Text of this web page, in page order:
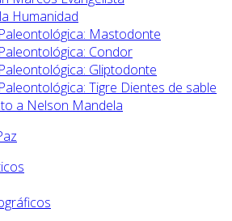
Humanidad
Mastodonte
Condor
Gliptodonte
Tigre Dientes de sable
a Nelson Mandela